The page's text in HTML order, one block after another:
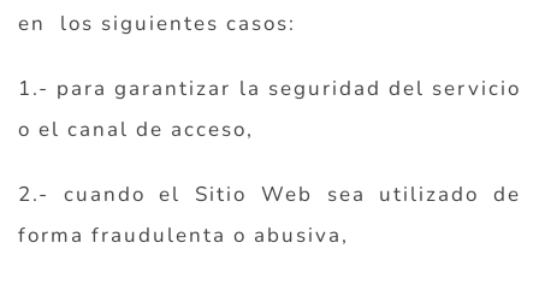
en los siguientes casos:
1.- para garantizar la seguridad del servicio
o el canal de acceso,
2.- cuando el Sitio Web sea utilizado de
forma fraudulenta o abusiva,